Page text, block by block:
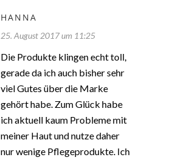
HANNA
25. August 2017 um 11:25
Die Produkte klingen echt toll,
gerade da ich auch bisher sehr
viel Gutes über die Marke
gehört habe. Zum Glück habe
ich aktuell kaum Probleme mit
meiner Haut und nutze daher
nur wenige Pflegeprodukte. Ich